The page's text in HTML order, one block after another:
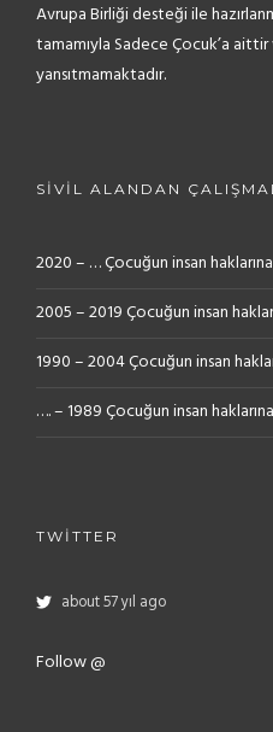
Avrupa Birliği desteği ile
tamamıyla Sadece Çocuk’a
yansıtmamaktadır.
SIVIL ALANDAN
2020 – … Çocuğun insan
2005 – 2019 Çocuğun insan
1990 – 2004 Çocuğun insan
…. – 1989 Çocuğun insan
TWITTER
about 57 yıl ago
Follow @